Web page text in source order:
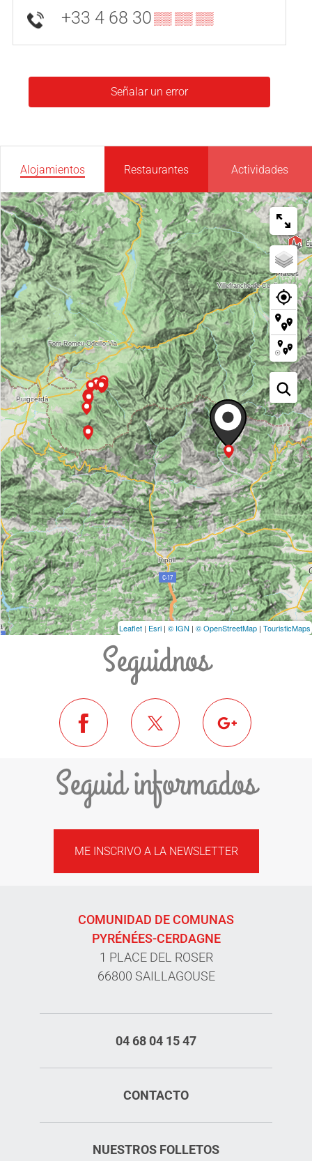
+33 4 68 30▒▒ ▒▒ ▒▒
Señalar un error
Alojamientos Restaurantes Actividades
Leaflet | Esri | © IGN | © OpenStreetMap | TouristicMaps
Seguidnos
Seguid informados
ME INSCRIVO A LA NEWSLETTER
COMUNIDAD DE COMUNAS
PYRÉNÉES-CERDAGNE
1 PLACE DEL ROSER
66800 SAILLAGOUSE
04 68 04 15 47
CONTACTO
NUESTROS FOLLETOS